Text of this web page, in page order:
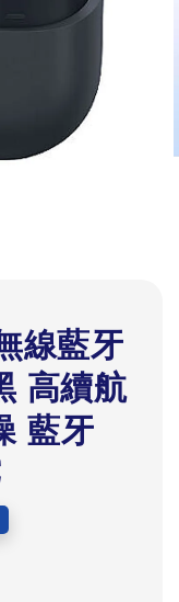
線藍牙
高續航
藍牙